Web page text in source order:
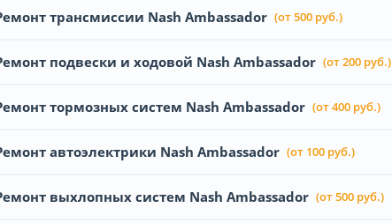
трансмиссии Nash Ambassador (от 500 руб.)
подвески и ходовой Nash Ambassador (от 200 руб.)
тормозных систем Nash Ambassador (от 400 руб.)
автоэлектрики Nash Ambassador (от 100 руб.)
выхлопных систем Nash Ambassador (от 500 руб.)